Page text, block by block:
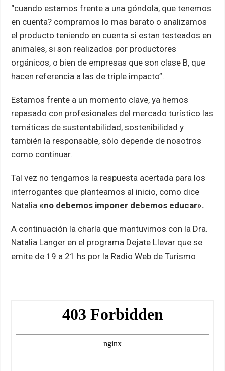
“cuando estamos frente a una góndola, que tenemos
en cuenta? compramos lo mas barato o analizamos
el producto teniendo en cuenta si estan testeados en
animales, si son realizados por productores
orgánicos, o bien de empresas que son clase B, que
hacen referencia a las de triple impacto”.
Estamos frente a un momento clave, ya hemos
repasado con profesionales del mercado turístico las
temáticas de sustentabilidad, sostenibilidad y
también la responsable, sólo depende de nosotros
como continuar.
Tal vez no tengamos la respuesta acertada para los
interrogantes que planteamos al inicio, como dice
Natalia«no debemos imponer debemos educar».
A continuación la charla que mantuvimos con la Dra.
Natalia Langer en el programa Dejate Llevar que se
emite de 19 a 21 hs por la Radio Web de Turismo